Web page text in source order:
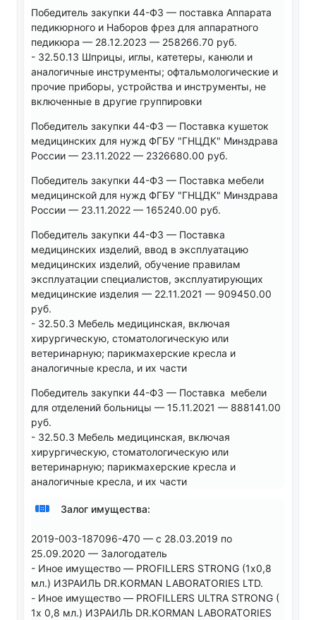
Победитель закупки 44-ФЗ — поставка Аппарата
педикюрного и Наборов фрез для аппаратного
педикюра — 28.12.2023 — 258266.70 руб.
- 32.50.13 Шприцы, иглы, катетеры, канюли и
аналогичные инструменты; офтальмологические и
прочие приборы, устройства и инструменты, не
включенные в другие группировки
Победитель закупки 44-ФЗ — Поставка кушеток
медицинских для нужд ФГБУ "ГНЦДК" Минздрава
России — 23.11.2022 — 2326680.00 руб.
Победитель закупки 44-ФЗ — Поставка мебели
медицинской для нужд ФГБУ "ГНЦДК" Минздрава
России — 23.11.2022 — 165240.00 руб.
Победитель закупки 44-ФЗ — Поставка
медицинских изделий, ввод в эксплуатацию
медицинских изделий, обучение правилам
эксплуатации специалистов, эксплуатирующих
медицинские изделия — 22.11.2021 — 909450.00
руб.
- 32.50.3 Мебель медицинская, включая
хирургическую, стоматологическую или
ветеринарную; парикмахерские кресла и
аналогичные кресла, и их части
Победитель закупки 44-ФЗ — Поставка мебели
для отделений больницы — 15.11.2021 — 888141.00
руб.
- 32.50.3 Мебель медицинская, включая
хирургическую, стоматологическую или
ветеринарную; парикмахерские кресла и
аналогичные кресла, и их части
Залог имущества:
2019-003-187096-470 — с 28.03.2019 по
25.09.2020 — Залогодатель
- Иное имущество — PROFILLERS STRONG (1х0,8
мл.) ИЗРАИЛЬ DR.KORMAN LABORATORIES LTD.
- Иное имущество — PROFILLERS ULTRA STRONG (
1х 0,8 мл.) ИЗРАИЛЬ DR.KORMAN LABORATORIES